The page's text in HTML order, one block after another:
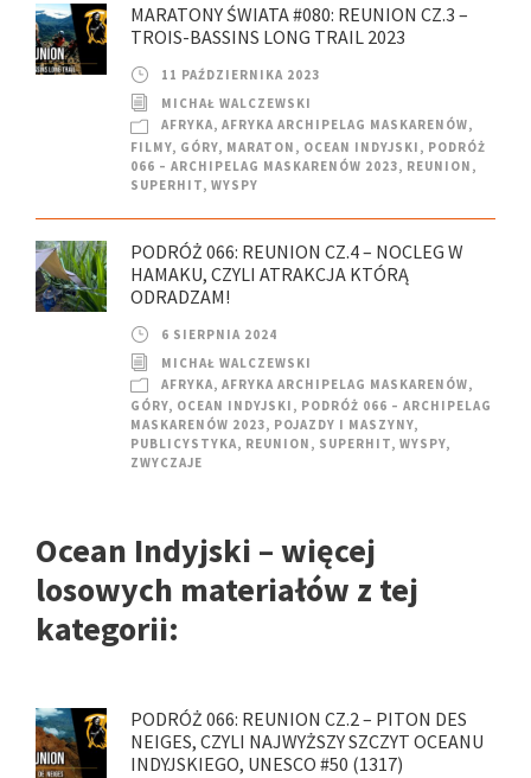
MARATONY ŚWIATA #080: REUNION CZ.3 –
TROIS-BASSINS LONG TRAIL 2023
11 PAŹDZIERNIKA 2023
MICHAŁ WALCZEWSKI
AFRYKA, AFRYKA ARCHIPELAG MASKARENÓW,
FILMY, GÓRY, MARATON , OCEAN INDYJSKI , PODRÓŻ
066 – ARCHIPELAG MASKARENÓW 2023, REUNION ,
SUPERHIT, WYSPY
PODRÓŻ 066: REUNION CZ.4 – NOCLEG W
HAMAKU, CZYLI ATRAKCJA KTÓRĄ
ODRADZAM!
6 SIERPNIA 2024
MICHAŁ WALCZEWSKI
AFRYKA, AFRYKA ARCHIPELAG MASKARENÓW,
GÓRY, OCEAN INDYJSKI , PODRÓŻ 066 – ARCHIPELAG
MASKARENÓW 2023, POJAZDY I MASZYNY,
PUBLICYSTYKA, REUNION , SUPERHIT, WYSPY,
ZWYCZAJE
Ocean Indyjski – więcej
losowych materiałów z tej
kategorii:
PODRÓŻ 066: REUNION CZ.2 – PITON DES
NEIGES, CZYLI NAJWYŻSZY SZCZYT OCEANU
INDYJSKIEGO, UNESCO #50 (1317)